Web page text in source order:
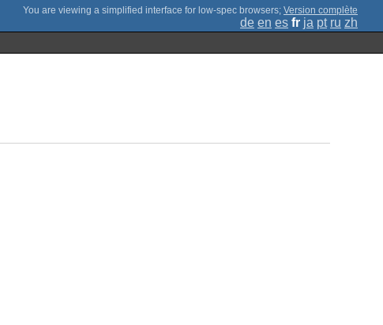
; Version complète
de en es fr ja pt ru zh